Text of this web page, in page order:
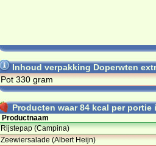
Inhoud verpakking Doperwten
Pot 330 gram
Producten waar 84 kcal per portie
Productnaam
Rijstepap (Campina)
Zeewiersalade (Albert Heijn)